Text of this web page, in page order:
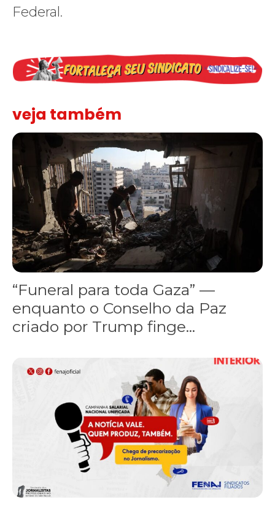
Federal.
veja também
“Funeral para toda Gaza” — enquanto o Conselho da Paz
“Funeral para toda Gaza” —
enquanto o Conselho da Paz
criado por Trump finge...
Assinada nova CCT de jornais e revistas do interior